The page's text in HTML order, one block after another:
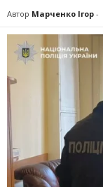
Автор Марченко Ігор -